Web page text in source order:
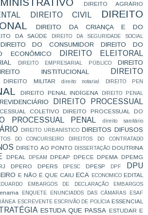
DIREITO AGRÁRIO
DIREITO CIVIL
DIREITO
DIREITO DA CRIANÇA E DO
DA SAÚDE
DIREITO DA SEGURIDADE SOCIAL
DIREITO DO CONSUMIDOR
DIREITO DO
ECONÔMICO DIREITO ELEITORAL
DIREITO EMPRESARIAL PÚBLICO
DIREITO
INSTITUCIONAL
DIREITO
DIREITO MILITAR direito notarial DIREITO PEN
DIREITO PENAL INDÍGENA
DIREITO PENAL
DIREITO PROCESSUAL
COLETIVO
DIREITO PROCESSUAL DO
PROCESSUAL PENAL direito sanitário
DIREITO URBANÍSTICO DIREITOS DIFUSOS
DO CONCURSEIRO DIREITOS DO CONTRATADO
DIRETO AO PONTO DISSERTAÇÃO DOUTRINA
DPEAL DPEAM DPEAP DPECE DPEMA DPEMG
DPERO DPERS DPESC DPESP DPF DPU
E NÃO É QUE CAIU ECA ECONOMICO EDITAL
EMBARGOS DE DECLARAÇÃO
EMBARGOS
enama ENQUETE ENUNCIADOS DAS CÂMARAS
ESAF
ESCREVENTE ESCRIVÃO DE POLÍCIA ESSENCIAL
ESTUDA QUE PASSA ESTUDAR E